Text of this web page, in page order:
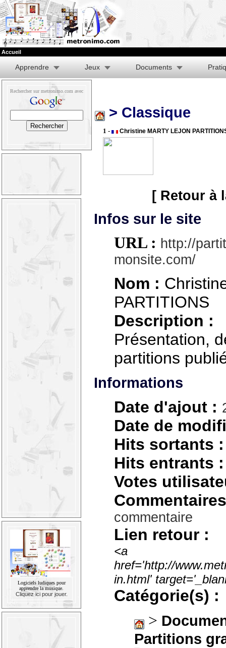
Accueil
Apprendre Jeux Documents
Rechercher sur metronimo.com avec
Logiciels ludiques pour
apprendre la musique.
Cliquez ici pour jouer.
> Classique
1 - Christine MARTY LEJON
[ Retour à
Infos sur le site
URL : http://
monsite.com/
Nom :
PARTITIONS
Description :
Présentation,
partitions
Informations
Date d'ajout :
Date de
Hits sortants :
Hits entrants :
Votes
commentaire
Lien retour :
<a
href='http://
in.html'
Catégorie(s) :
>
Partitions